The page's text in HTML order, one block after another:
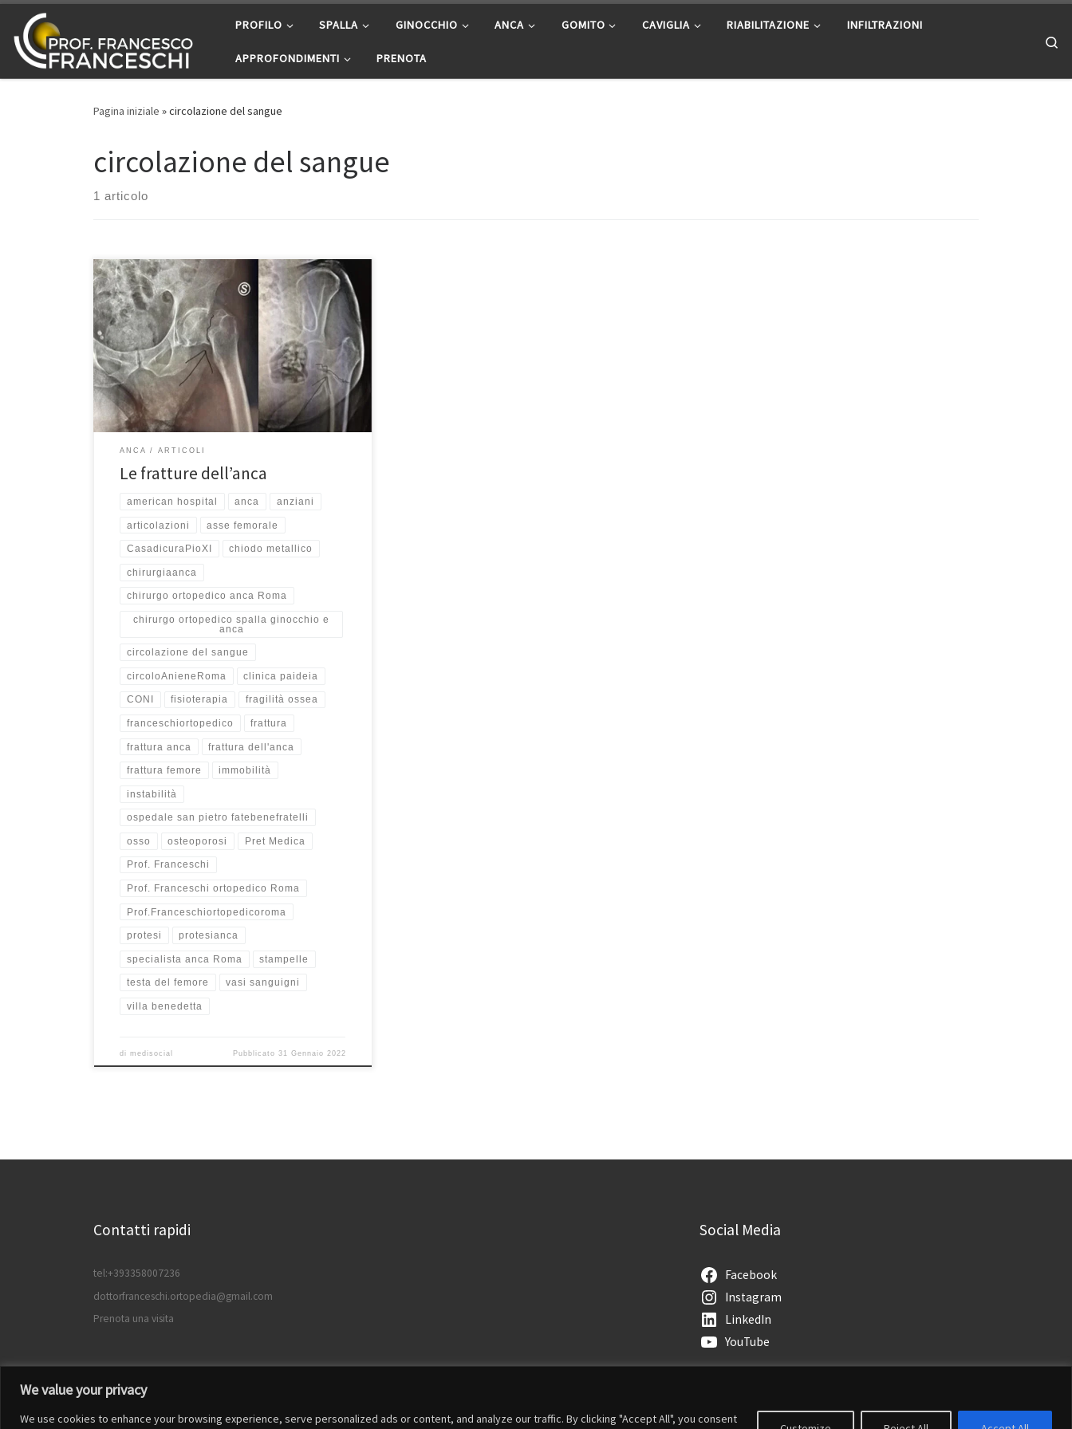
We value your privacy
We use cookies to enhance your browsing experience, serve personalized ads or content, and analyze our traffic. By clicking "Accept All", you consent
Passa al contenuto PROFILO SPALLA GINOCCHIO ANCA GOMITO CAVIGLIA RIABILITAZIONE INFILTRAZIONI
APPROFONDIMENTI PRENOTA
Pagina iniziale »circolazione del sangue
circolazione del sangue
1 articolo
Le fratture dell’anca Prof. Francesco Franceschi
chirurgo ortopedico anca a Roma. Sfortunatamente
sono una delle cause più frequenti di ricovero nei
nostri pronto soccorsi, spesso le persone anziane che
hanno problemi di equilibrio, instabilità o di vista
possono inciampare su un tappeto o contro un
mobiletto basso e cadere per […]
ANCA ARTICOLI
Le fratture dell’anca
american hospital anca anziani
articolazioni asse femorale
CasadicuraPioXI chiodo metallico
chirurgiaanca
chirurgo ortopedico anca Roma
chirurgo ortopedico spalla ginocchio e
anca
circolazione del sangue
circoloAnieneRoma clinica paideia
CONI fisioterapia fragilità ossea
franceschiortopedico frattura
frattura anca frattura dell'anca
frattura femore immobilità
instabilità
ospedale san pietro fatebenefratelli
osso osteoporosi Pret Medica
Prof. Franceschi
Prof. Franceschi ortopedico Roma
Prof.Franceschiortopedicoroma
protesi protesianca
specialista anca Roma stampelle
testa del femore vasi sanguigni
villa benedetta
dimedisocial Pubblicato 31 Gennaio 2022
Contatti rapidi
tel:+393358007236
dottorfranceschi.ortopedia@gmail.com
Prenota una visita
Social Media
Facebook
Instagram
LinkedIn
YouTube
© 2026Francesco Franceschi– Tutti i diritti riservati